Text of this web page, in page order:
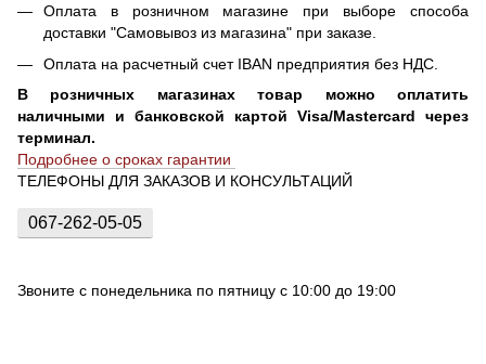
Оплата в розничном магазине при выборе способа
доставки "Самовывоз из магазина" при заказе.
Оплата на расчетный счет IBAN предприятия без НДС.
В розничных магазинах товар можно оплатить
наличными и банковской картой Visa/Mastercard через
терминал.
Подробнее о сроках гарантии
ТЕЛЕФОНЫ ДЛЯ ЗАКАЗОВ И КОНСУЛЬТАЦИЙ
067-262-05-05
Звоните с понедельника по пятницу с 10:00 до 19:00